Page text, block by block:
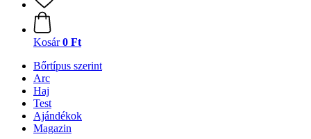
Kosár 0 Ft
Bőrtípus szerint
Arc
Haj
Test
Ajándékok
Magazin